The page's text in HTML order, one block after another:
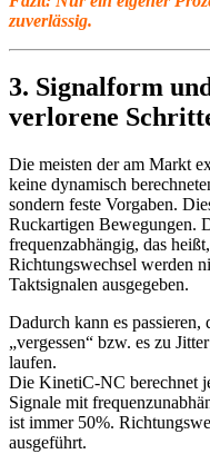
zuverlässig.
3. Signalform
verlorene
Die meisten der am Markt
keine dynamisch
sondern feste Vorgaben.
Ruckartigen Bewegungen.
frequenzabhängig, das
Richtungswechsel werden
Taktsignalen ausgegeben.
Dadurch kann es
„vergessen“ bzw. es zu
laufen.
Die KinetiC-NC berechnet
Signale mit
ist immer 50%.
ausgeführt.